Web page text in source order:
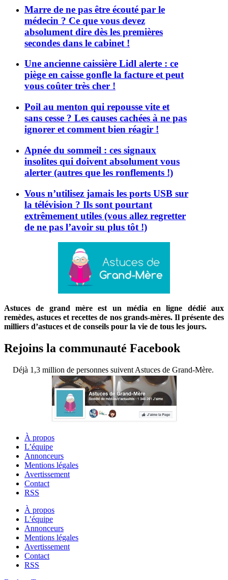
Marre de ne pas être écouté par le
médecin ? Ce que vous devez
absolument dire dès les premières
secondes dans le cabinet !
Une ancienne caissière Lidl alerte : ce
piège en caisse gonfle la facture et peut
vous coûter très cher !
Poil au menton qui repousse vite et
sans cesse ? Les causes cachées à ne pas
ignorer et comment bien réagir !
Apnée du sommeil : ces signaux
insolites qui doivent absolument vous
alerter (autres que les ronflements !)
Vous n’utilisez jamais les ports USB sur
la télévision ? Ils sont pourtant
extrêmement utiles (vous allez regretter
de ne pas l’avoir su plus tôt !)
Astuces de grand mère est un média en ligne dédié aux
remèdes, astuces et recettes de nos grands-mères. Il présente des
milliers d’astuces et de conseils pour la vie de tous les jours.
Rejoins la communauté Facebook
Déjà 1,3 million de personnes suivent Astuces de Grand-Mère.
À propos
L’équipe
Annonceurs
Mentions légales
Avertissement
Contact
RSS
À propos
L’équipe
Annonceurs
Mentions légales
Avertissement
Contact
RSS